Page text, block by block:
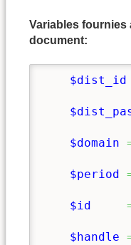
Variables fournies
document:
$dist_id
$domain
$period
$id
$handle